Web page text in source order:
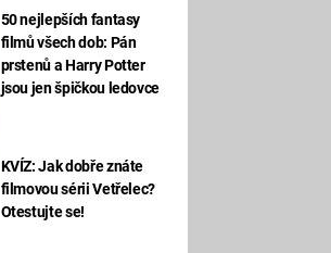
50 nejlepších fantasy
filmů všech dob: Pán
prstenů a Harry Potter
jsou jen špičkou ledovce
KVÍZ: Jak dobře znáte
filmovou sérii Vetřelec?
Otestujte se!